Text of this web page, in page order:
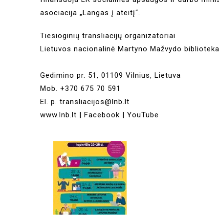
asociacija „Langas į ateitį“.
Tiesioginių transliacijų organizatoriai
Lietuvos nacionalinė Martyno Mažvydo biblioteka
Gedimino pr. 51, 01109 Vilnius, Lietuva
Mob. +370 675 70 591
El. p. transliacijos@lnb.lt
www.lnb.lt | Facebook | YouTube